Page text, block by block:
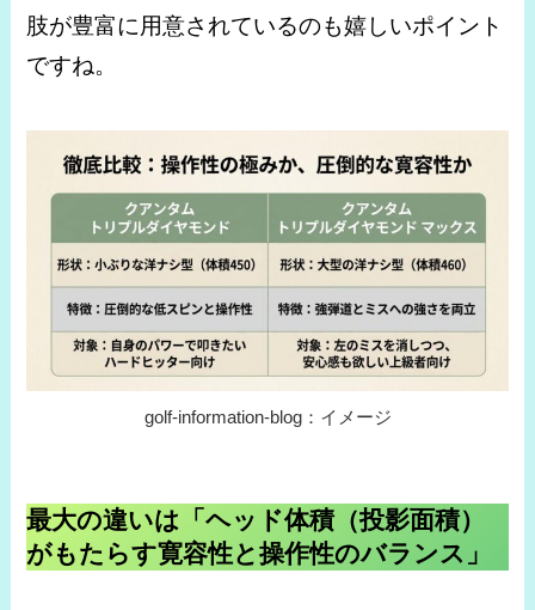
肢が豊富に用意されているのも嬉しいポイント
ですね。
golf-information-blog：イメージ
最大の違いは「ヘッド体積（投影面積）
がもたらす寛容性と操作性のバランス」